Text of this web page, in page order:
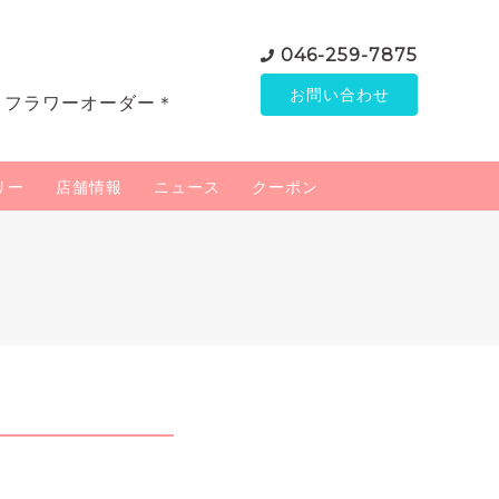
ラワーオーダー＊
046-259-7875
お問い合わせ
ー 店舗情報 ニュース クーポン